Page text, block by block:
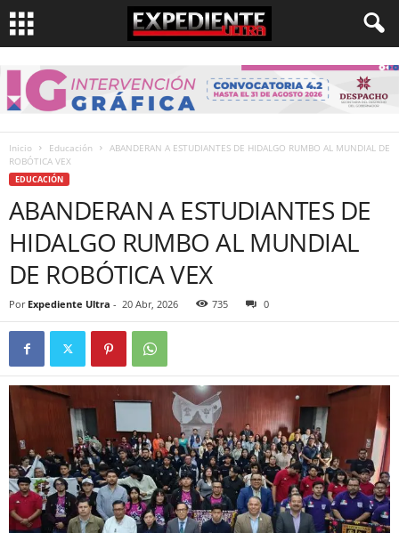
Inicio Educación
ABANDERAN A ESTUDIANTES DE HIDALGO RUMBO AL MUNDIAL DE
ROBÓTICA VEX
EDUCACIÓN
ABANDERAN A ESTUDIANTES DE
HIDALGO RUMBO AL MUNDIAL
DE ROBÓTICA VEX
Por Expediente Ultra - 20 Abr, 2026 735 0